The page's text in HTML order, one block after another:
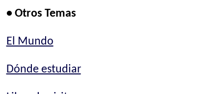
• Otros Temas
El Mundo
Dónde estudiar